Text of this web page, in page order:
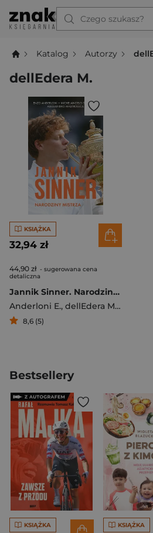
Czego szukasz?
Katalog Autorzy
dellEdera M.
KSIĄŻKA
32,94 zł
44,90 zł - sugerowana cena
detaliczna
Jannik Sinner. Narodziny mistrza
Anderloni E., dellEdera M. ,
8,6 (5)
Bestsellery
KSIĄŻKA KSIĄŻKA